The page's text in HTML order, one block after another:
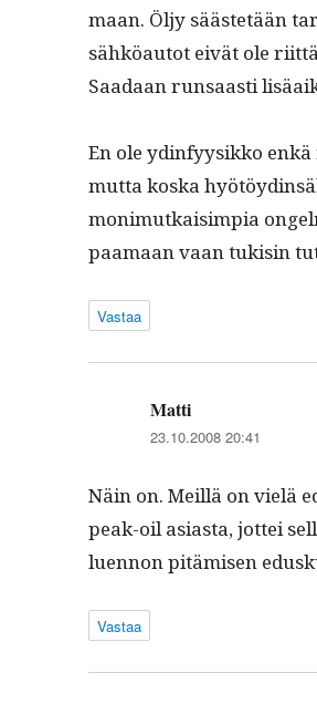
maan. Öljy säästetään
sähköau­tot eivät ole
Saadaan run­saasti
En ole ydin­fyysikko
mut­ta kos­ka
mon­imutkaisimpia
paa­maan vaan tuk­isin
Vastaa
Matti
23.10.2008 20:41
Näin on. Meil­lä on vielä
peak-oil asi­as­ta, jot­tei
luen­non pitämisen
Vastaa